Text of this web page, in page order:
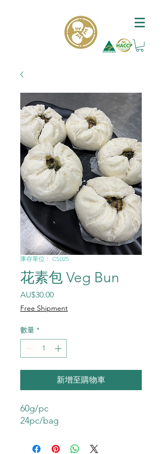
庫存單位： CS025
花素包 Veg Bun
AU$30.00價格
Free Shipment
數量 *
新增至購物車
60g/pc
24pc/bag